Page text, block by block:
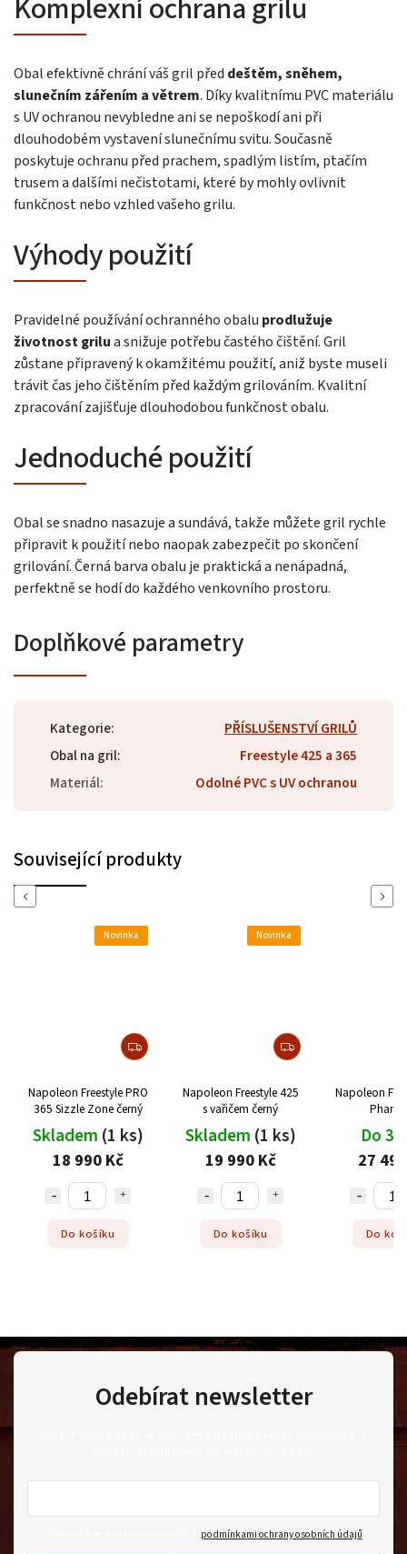
Komplexní ochrana grilu
Obal efektivně chrání váš gril před deštěm, sněhem,
slunečním zářením a větrem. Díky kvalitnímu PVC materiálu
s UV ochranou nevybledne ani se nepoškodí ani při
dlouhodobém vystavení slunečnímu svitu. Současně
poskytuje ochranu před prachem, spadlým listím, ptačím
trusem a dalšími nečistotami, které by mohly ovlivnit
funkčnost nebo vzhled vašeho grilu.
Výhody použití
Pravidelné používání ochranného obalu prodlužuje
životnost grilua snižuje potřebu častého čištění. Gril
zůstane připravený k okamžitému použití, aniž byste museli
trávit čas jeho čištěním před každým grilováním. Kvalitní
zpracování zajišťuje dlouhodobou funkčnost obalu.
Jednoduché použití
Obal se snadno nasazuje a sundává, takže můžete gril rychle
připravit k použití nebo naopak zabezpečit po skončení
grilování. Černá barva obalu je praktická a nenápadná,
perfektně se hodí do každého venkovního prostoru.
Doplňkové parametry
Kategorie:
PŘÍSLUŠENSTVÍ GRILŮ
Obal na gril:
Freestyle 425 a 365
Materiál: Odolné PVC s UV ochranou
Související produkty
Previous
Novinka
Napoleon Freestyle PRO
365 Sizzle Zone černý
Skladem (1 ks)
18 990 Kč
Do košíku
Novinka
Napoleon Freestyle 425
s vařičem černý
Skladem (1 ks)
19 990 Kč
Do košíku
Napoleon
Do 3
27
Do
Next
Odebírat newsletter
podmínkami ochrany osobních údajů